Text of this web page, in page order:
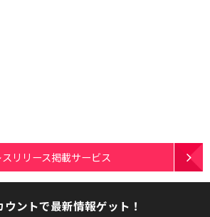
リリース掲載サービス
ウントで最新情報ゲット！